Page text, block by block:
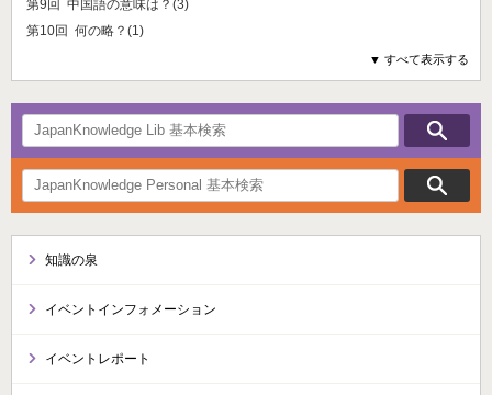
第9回 中国語の意味は？(3)
第10回 何の略？(1)
▼ すべて表示する
知識の泉
イベントインフォメーション
イベントレポート